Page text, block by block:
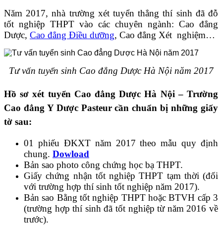
Năm 2017, nhà trường xét tuyển thẳng thí sinh đã đỗ
tốt nghiệp THPT vào các chuyên ngành: Cao đẳng
Dược, Cao đẳng Điều dưỡng, Cao đẳng Xét nghiệm…
Tư vấn tuyển sinh Cao đẳng Dược Hà Nội năm 2017
Hồ sơ xét tuyển Cao đẳng Dược Hà Nội – Trường
Cao đẳng Y Dược Pasteur cần chuẩn bị những giấy
tờ sau:
01 phiếu ĐKXT năm 2017 theo mẫu quy định
chung. Dowload
Bản sao photo công chứng học bạ THPT.
Giấy chứng nhận tốt nghiệp THPT tạm thời (đối
với trường hợp thí sinh tốt nghiệp năm 2017).
Bản sao Bằng tốt nghiệp THPT hoặc BTVH cấp 3
(trường hợp thí sinh đã tốt nghiệp từ năm 2016 về
trước).